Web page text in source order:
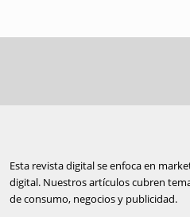
Esta revista digital se enfoca en
digital. Nuestros artículos cubren
de consumo, negocios y publicidad.